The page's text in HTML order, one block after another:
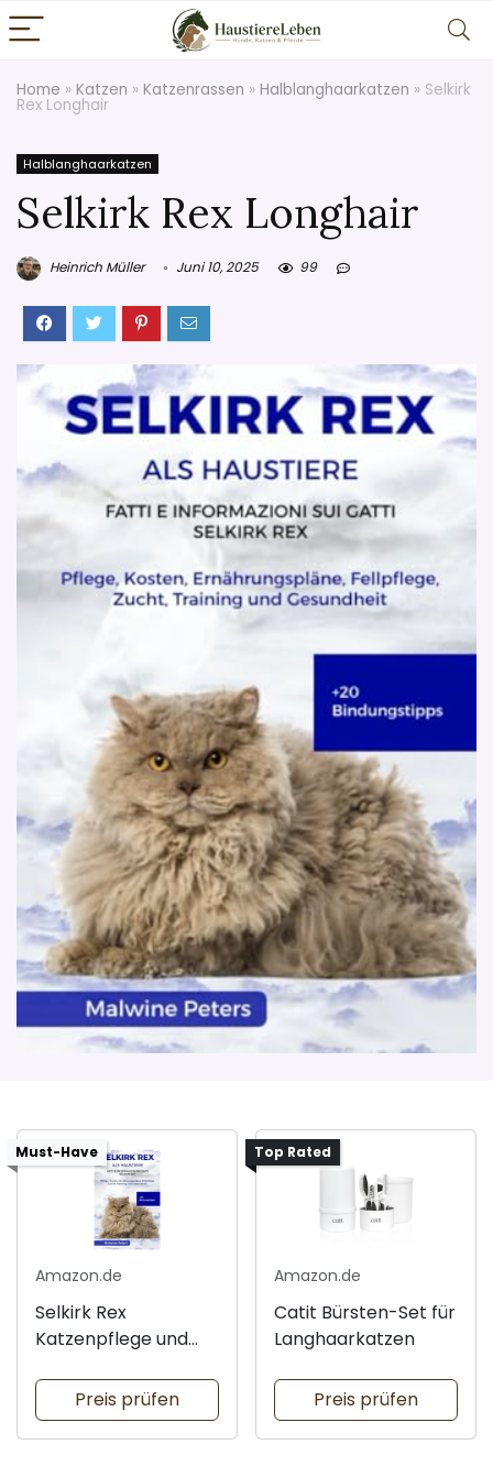
Home » Katzen » Katzenrassen » Halblanghaarkatzen » Selkirk
Rex Longhair
Halblanghaarkatzen
Selkirk Rex Longhair
Heinrich Müller Juni 10, 2025 99
Must-Have
Amazon.de
Selkirk Rex
Katzenpflege und
Preis prüfen
Top Rated
Amazon.de
Catit Bürsten-Set für
Langhaarkatzen
Preis prüfen